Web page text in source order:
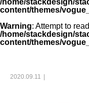
/home/stackdesign/
content/themes/
Warning: Attempt to
/home/stackdesign/
content/themes/
2020.09.11